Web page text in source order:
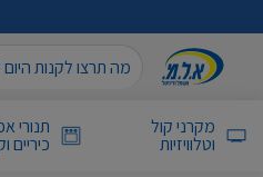
מקרני קול
וטלוויזיות
תנורי
כיריים